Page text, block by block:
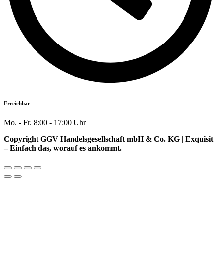
Erreichbar
Mo. - Fr. 8:00 - 17:00 Uhr
Copyright GGV Handelsgesellschaft mbH & Co. KG | Exquisit
– Einfach das, worauf es ankommt.